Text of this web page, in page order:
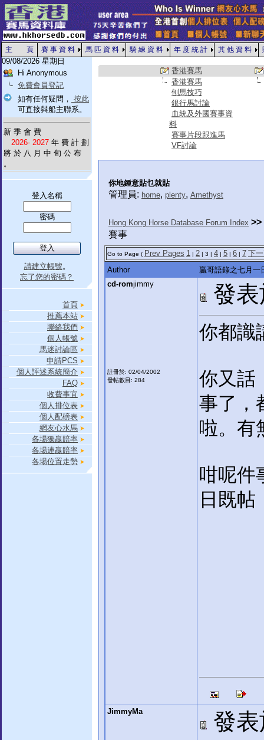
主 頁 賽 事 資 料 馬 匹 資 料 騎 練 資 料 年 度 統 計 其 他 資 料
09/08/2026 星期日
Hi Anonymous
免費會員登記
如有任何疑問， 按此
可直接與船主聯系。
新 季 會 費
2026- 2027 年 費 計 劃
將 於 八 月 中 旬 公 布
。
登入名稱
密碼
請建立帳號。
忘了您的密碼？
首頁
推薦本站
聯絡我們
個人帳號
馬迷討論區
申請PCS
個人評述系統簡介
FAQ
收費事宜
個人排位表
個人配磅表
網友心水馬
各場獨贏賠率
各場連贏賠率
各場位置走勢
香港賽馬
香港賽馬
刨馬技巧
銀行馬討論
血統及外國賽事資
料
賽事片段跟進馬
VF討論
你地鍾意貼乜就貼
管理員: home, plenty, Amethyst
Hong Kong Horse Database Forum Index >>
賽事
Go to Page ( Prev Pages 1 | 2 | 3 | 4 | 5 | 6 | 7 下
Author
贏哥語錄之七月一
cd-romjimmy
註冊於: 02/04/2002
發帖數目: 284
發
你都識
你又話
事了，
啦。有
咁呢件
日既
JimmyMa 發